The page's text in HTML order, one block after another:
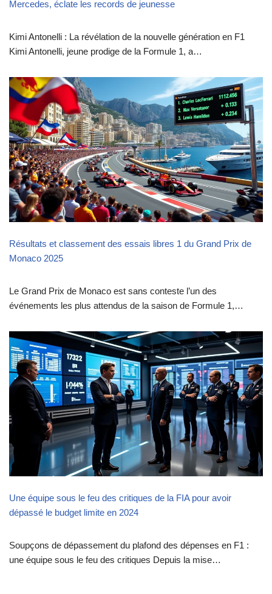
Mercedes, éclate les records de jeunesse
Kimi Antonelli : La révélation de la nouvelle génération en F1
Kimi Antonelli, jeune prodige de la Formule 1, a…
Résultats et classement des essais libres 1 du Grand Prix de
Monaco 2025
Le Grand Prix de Monaco est sans conteste l’un des
événements les plus attendus de la saison de Formule 1,…
Une équipe sous le feu des critiques de la FIA pour avoir
dépassé le budget limite en 2024
Soupçons de dépassement du plafond des dépenses en F1 :
une équipe sous le feu des critiques Depuis la mise…